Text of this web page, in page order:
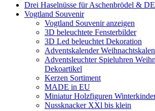
Drei Haselnüsse für Aschenbrödel &
Vogtland Souvenir
Vogtland Souvenir anzeigen
3D beleuchtete Fensterbilder
3D Led beleuchtet Dekoration
Adventskalender
Adventsleuchter Spieluhren
Dekoartikel
Kerzen Sortiment
MADE in EU
Miniatur Holzfiguren
Nussknacker XXl bis klein